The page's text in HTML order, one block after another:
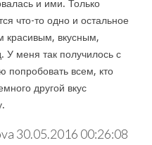
и ими. Только
что-то одно и остальное
красивым, вкусным,
У меня так получилось с
попробовать всем, кто
другой вкус
30.05.2016 00:26:08